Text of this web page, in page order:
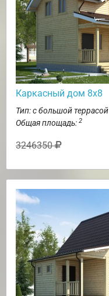
Каркасный дом 8х8
Тип: с большой террасой
Общая площадь: 2
3246350